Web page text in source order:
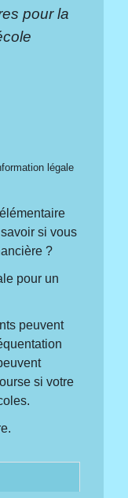
pour la
légale
si vous
?
pour un
peuvent
si votre